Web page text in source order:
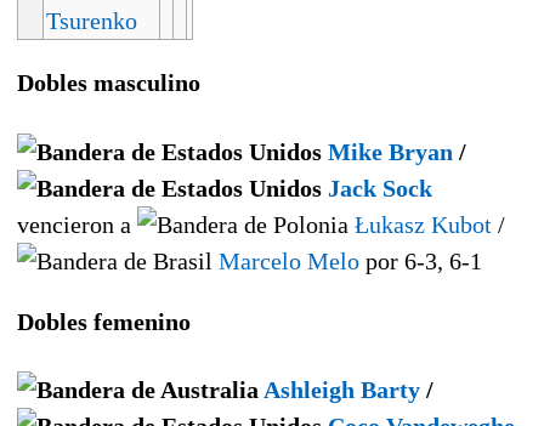
Tsurenko
Dobles masculino
Mike Bryan /
Jack Sock
vencieron a
Łukasz Kubot /
Marcelo Melo por 6-3, 6-1
Dobles femenino
Ashleigh Barty /